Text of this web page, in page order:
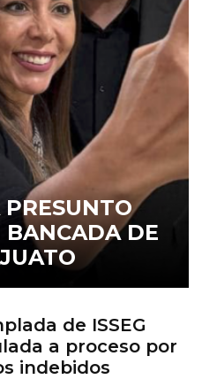
BANCADA DE
de ISSEG
a proceso por
indebidos